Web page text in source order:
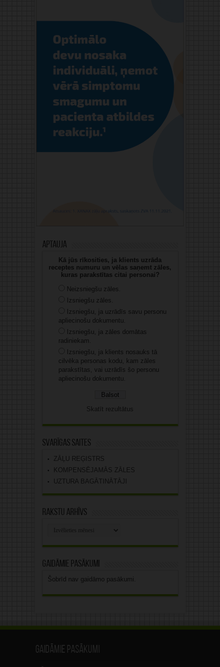
Aptauja
Kā jūs rīkosities, ja klients uzrāda
receptes numuru un vēlas saņemt zāles,
kuras parakstītas citai personai?
Neizsniegšu zāles.
Izsniegšu zāles.
Izsniegšu, ja uzrādīs savu personu
apliecinošu dokumentu.
Izsniegšu, ja zāles domātas
radiniekam.
Izsniegšu, ja klients nosauks tā
cilvēka personas kodu, kam zāles
parakstītas, vai uzrādīs šo personu
apliecinošu dokumentu.
Skatīt rezultātus
Svarīgas saites
ZĀĻU REĢISTRS
KOMPENSĒJAMĀS ZĀLES
UZTURA BAGĀTINĀTĀJI
Rakstu arhīvs
Gaidāmie pasākumi
Šobrīd nav gaidāmo pasākumi.
Gaidāmie pasākumi